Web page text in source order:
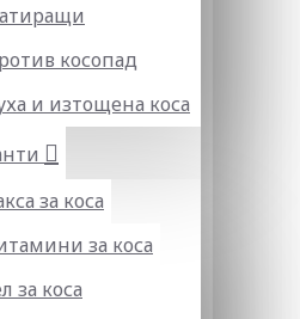
косопад
и изтощена коса
за коса
за коса
за коса